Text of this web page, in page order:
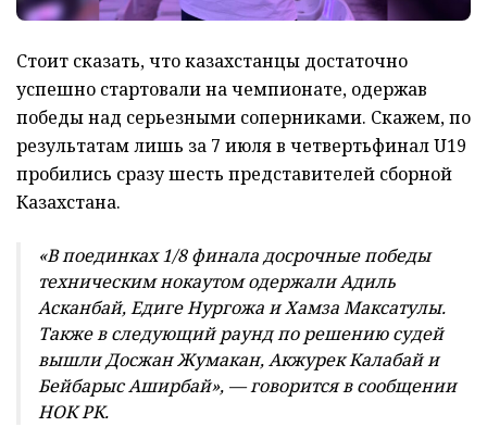
Стоит сказать, что казахстанцы достаточно
успешно стартовали на чемпионате, одержав
победы над серьезными соперниками. Скажем, по
результатам лишь за 7 июля в четвертьфинал U19
пробились сразу шесть представителей сборной
Казахстана.
«В поединках 1/8 финала досрочные победы
техническим нокаутом одержали Адиль
Асканбай, Едиге Нургожа и Хамза Максатулы.
Также в следующий раунд по решению судей
вышли Досжан Жумакан, Акжурек Калабай и
Бейбарыс Аширбай», — говорится в сообщении
НОК РК.